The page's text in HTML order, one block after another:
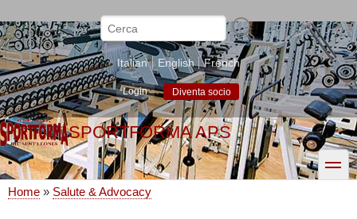
al
contenuto
principale
Cerca
Italian English French
Login Diventa socio
SPORTFORMA APS
toggle
Home Salute & Advocacy